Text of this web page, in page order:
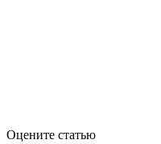
Оцените статью